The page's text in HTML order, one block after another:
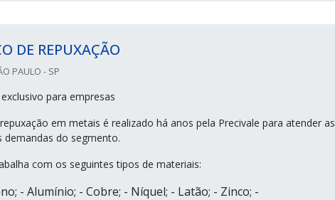
DE REPUXAÇÃO
PAULO - SP
para empresas
em metais é realizado há anos pela Precivale para atender as
demandas do segmento.
com os seguintes tipos de materiais:
- Alumínio; - Cobre; - Níquel; - Latão; - Zinco; -